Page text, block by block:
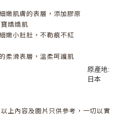
嫩肌膚的表層，添加膠原
嬌嬌肌
嫩小肚肚，不勒痕不紅
柔滑表層，溫柔呵護肌
原產地:
日本
上內容及圖片只供參考，一切以實